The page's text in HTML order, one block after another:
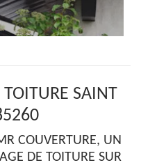
TOITURE SAINT
COUVERTURE, UN
DE TOITURE SUR